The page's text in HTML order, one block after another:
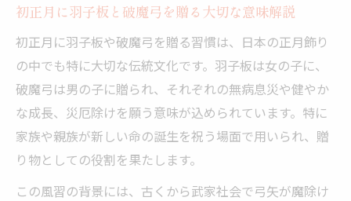
初正月に羽子板と破魔弓を贈る大切な意味解説
初正月に羽子板や破魔弓を贈る習慣は、日本の正月飾り
の中でも特に大切な伝統文化です。羽子板は女の子に、
破魔弓は男の子に贈られ、それぞれの無病息災や健やか
な成長、災厄除けを願う意味が込められています。特に
家族や親族が新しい命の誕生を祝う場面で用いられ、贈
り物としての役割を果たします。
この風習の背景には、古くから武家社会で弓矢が魔除け